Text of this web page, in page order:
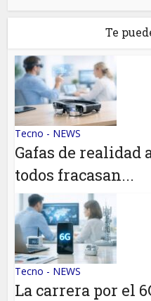
Te
Tecno - NEWS
Gafas de realidad
todos fracasan...
Tecno - NEWS
La carrera por el